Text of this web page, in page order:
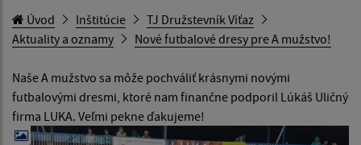
Úvod Inštitúcie
TJ Družstevník Víťaz
Aktuality a oznamy
Nové futbalové dresy pre A mužstvo!
Naše A mužstvo sa môže pochváliť krásnymi novými
futbalovými dresmi, ktoré nam finančne podporil Lúkáš Uličný
firma LUKA. Veľmi pekne ďakujeme!